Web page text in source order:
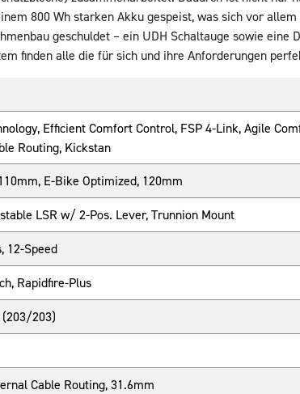
800 Wh starken Akku gespeist, was sich vor
geschuldet – ein UDH Schaltauge sowie eine
finden alle die für sich und ihre Anforderungen
Efficient Comfort Control, FSP 4-Link, Agile
Routing, Kickstan
E-Bike Optimized, 120mm
LSR w/ 2-Pos. Lever, Trunnion Mount
12-Speed
Rapidfire-Plus
(203/203)
Cable Routing, 31.6mm